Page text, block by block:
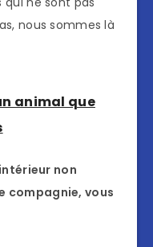
nous sommes là
animal que
non
compagnie, vous